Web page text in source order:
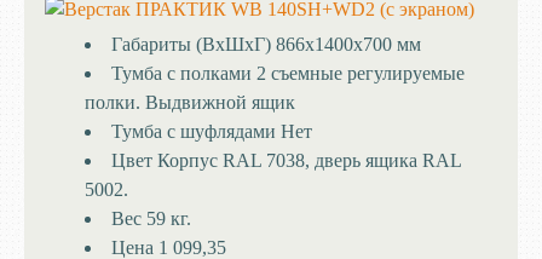
Габариты (ВхШхГ) 866x1400x700 мм
Тумба с полками 2 съемные регулируемые
полки. Выдвижной ящик
Тумба с шуфлядами Нет
Цвет Корпус RAL 7038, дверь ящика RAL
5002.
Вес 59 кг.
Цена 1 099,35